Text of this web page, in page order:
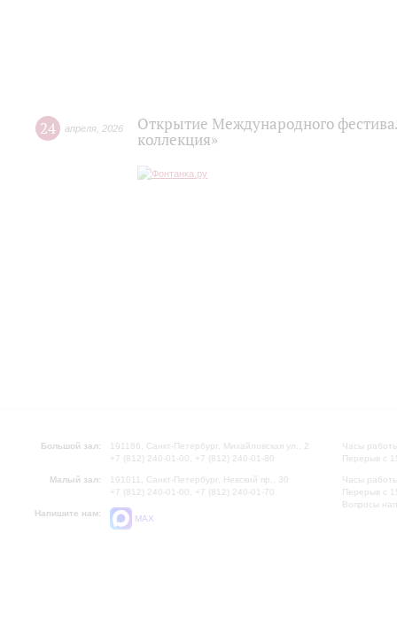
24 апреля 2026
Открытие Международного
коллекция»
Большой зал:
191186, Санкт-Петербург, Михайловская ул., 2
+7 (812) 240-01-00, +7 (812) 240-01-80
Малый зал:
191011, Санкт-Петербург, Невский пр., 30
+7 (812) 240-01-00, +7 (812) 240-01-70
Напишите нам:
MAX
Часы
Перерыв с
Часы
Перерыв с
Вопросы